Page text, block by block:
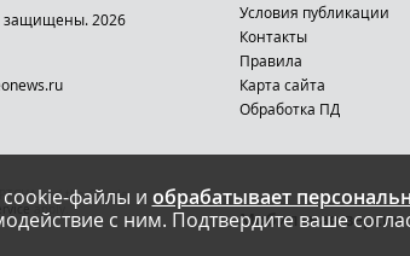
cookie-файлы и обрабатывает
с ним. Подтвердите ваше
защищены. 2026
and the Google
apply.
Условия публикации
Контакты
Правила
Карта сайта
Обработка ПД
Мобильная версия